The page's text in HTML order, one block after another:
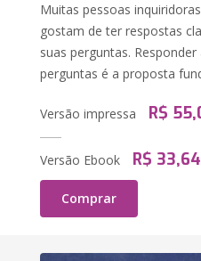
Muitas pessoas
gostam de ter respostas
suas perguntas.
perguntas é a proposta
Versão impressa R$
Versão Ebook R$ 33,64
Comprar